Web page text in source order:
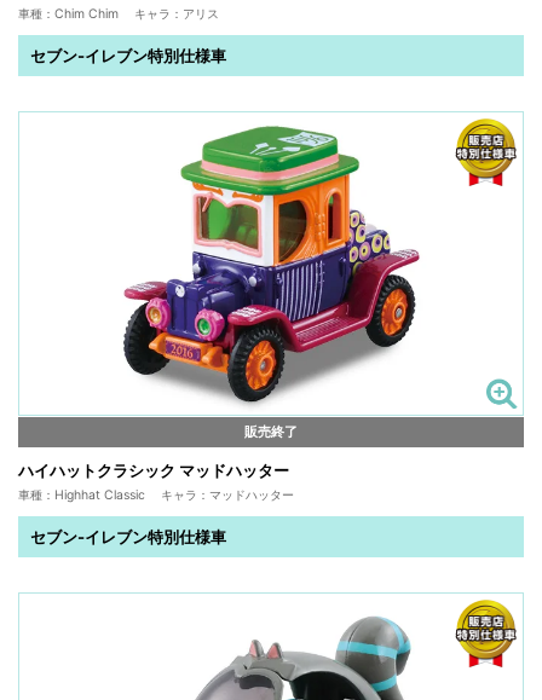
車種：Chim Chim キャラ：アリス
セブン-イレブン特別仕様車
販売終了
ハイハットクラシック マッドハッター
車種：Highhat Classic キャラ：マッドハッター
セブン-イレブン特別仕様車